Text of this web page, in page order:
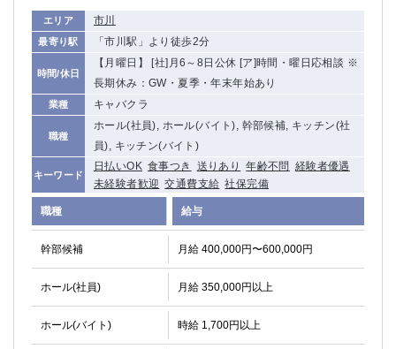
エリア 市川
最寄り駅 「市川駅」より徒歩2分
時間/休日
【月曜日】 [社]月6～8日公休 [ア]時間・曜日応相談 ※
長期休み：GW・夏季・年末年始あり
業種 キャバクラ
職種
ホール(社員), ホール(バイト), 幹部候補, キッチン(社
員), キッチン(バイト)
キーワード
日払いOK 食事つき 送りあり 年齢不問 経験者優遇
未経験者歓迎 交通費支給 社保完備
職種 給与
幹部候補 月給 400,000円〜600,000円
ホール(社員) 月給 350,000円以上
ホール(バイト) 時給 1,700円以上